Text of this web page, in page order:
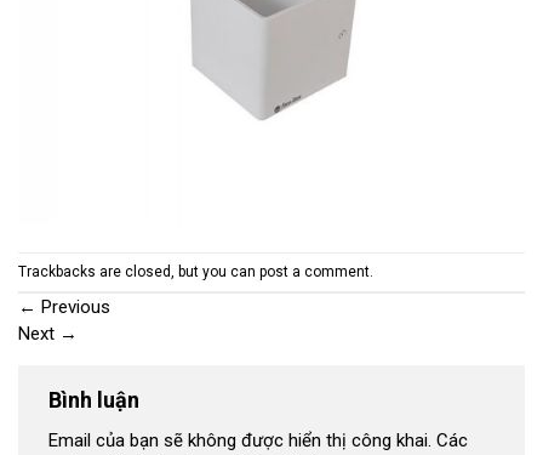
Trackbacks are closed, but you can post a comment.
← Previous
Next →
Bình luận
Email của bạn sẽ không được hiển thị công khai. Các